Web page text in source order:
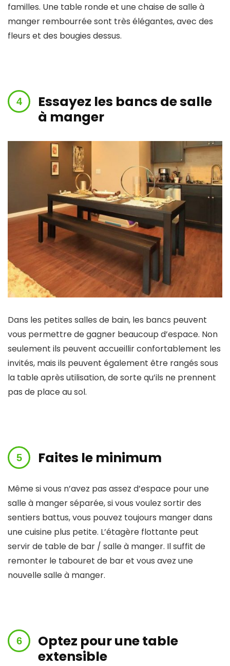
familles. Une table ronde et une chaise de salle à
manger rembourrée sont très élégantes, avec des
fleurs et des bougies dessus.
Essayez les bancs de salle
à manger
Dans les petites salles de bain, les bancs peuvent
vous permettre de gagner beaucoup d’espace. Non
seulement ils peuvent accueillir confortablement les
invités, mais ils peuvent également être rangés sous
la table après utilisation, de sorte qu’ils ne prennent
pas de place au sol.
Faites le minimum
Même si vous n’avez pas assez d’espace pour une
salle à manger séparée, si vous voulez sortir des
sentiers battus, vous pouvez toujours manger dans
une cuisine plus petite. L’étagère flottante peut
servir de table de bar / salle à manger. Il suffit de
remonter le tabouret de bar et vous avez une
nouvelle salle à manger.
Optez pour une table
extensible